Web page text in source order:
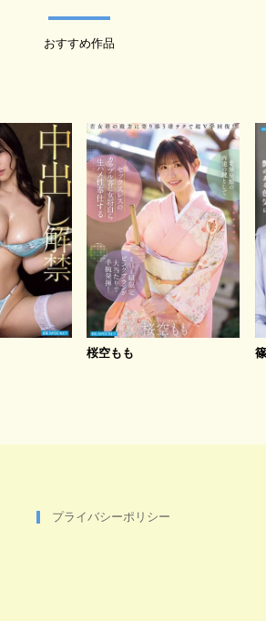
おすすめ作品
桜空もも
プライバシーポリシー